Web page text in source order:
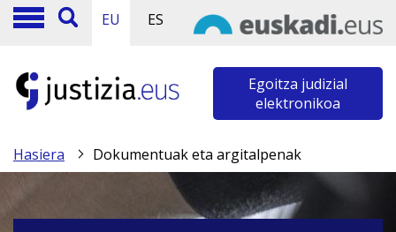
EU ES
Egoitza judizial
elektronikoa
Hasiera Dokumentuak eta argitalpenak